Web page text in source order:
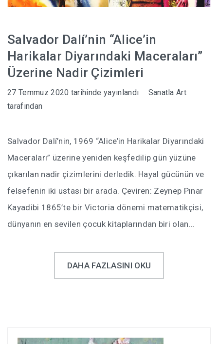
Salvador Dalí’nin “Alice’in
Harikalar Diyarındaki Maceraları”
Üzerine Nadir Çizimleri
27 Temmuz 2020 tarihinde yayınlandı
Sanatla Art
tarafından
Salvador Dalí’nin, 1969 “Alice’in Harikalar Diyarındaki
Maceraları” üzerine yeniden keşfedilip gün yüzüne
çıkarılan nadir çizimlerini derledik. Hayal gücünün ve
felsefenin iki ustası bir arada. Çeviren: Zeynep Pınar
Kayadibi 1865’te bir Victoria dönemi matematikçisi,
dünyanın en sevilen çocuk kitaplarından biri olan…
DAHA FAZLASINI OKU